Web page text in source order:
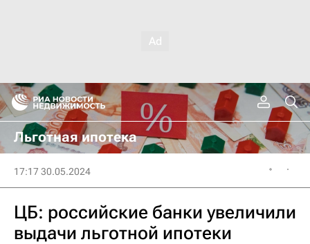
Льготная ипотека
17:17 30.05.2024
ЦБ: российские банки увеличили
выдачи льготной ипотеки